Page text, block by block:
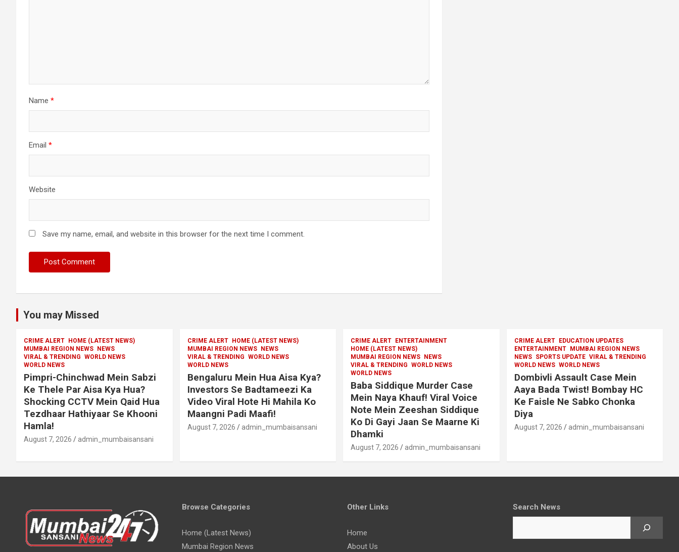
Name *
Email *
Website
Save my name, email, and website in this browser for the next time I comment.
You may Missed
CRIME ALERT HOME (LATEST NEWS)
MUMBAI REGION NEWS NEWS
VIRAL & TRENDING WORLD NEWS
WORLD NEWS
Pimpri-Chinchwad Mein Sabzi
Ke Thele Par Aisa Kya Hua?
Shocking CCTV Mein Qaid Hua
Tezdhaar Hathiyaar Se Khooni
Hamla!
August 7, 2026 admin_mumbaisansani
CRIME ALERT
HOME (LATEST NEWS)
MUMBAI REGION NEWS
NEWS
VIRAL & TRENDING WORLD NEWS
WORLD NEWS
Bengaluru Mein Hua Aisa Kya?
Investors Se Badtameezi Ka
Video Viral Hote Hi Mahila Ko
Maangni Padi Maafi!
August 7, 2026 admin_mumbaisansani
CRIME ALERT ENTERTAINMENT
HOME (LATEST NEWS)
MUMBAI REGION NEWS NEWS
VIRAL & TRENDING WORLD NEWS
WORLD NEWS
Baba Siddique Murder Case
Mein Naya Khauf! Viral Voice
Note Mein Zeeshan Siddique
Ko Di Gayi Jaan Se Maarne Ki
Dhamki
August 7, 2026 admin_mumbaisansani
CRIME ALERT
EDUCATION UPDATES
ENTERTAINMENT
MUMBAI REGION NEWS
NEWS
SPORTS UPDATE VIRAL & TRENDING
WORLD NEWS WORLD NEWS
Dombivli Assault Case Mein
Aaya Bada Twist! Bombay HC
Ke Faisle Ne Sabko Chonka
Diya
August 7, 2026 admin_mumbaisansani
Browse Categories
Home (Latest News)
Mumbai Region News
Other Links
Home
About Us
Search News